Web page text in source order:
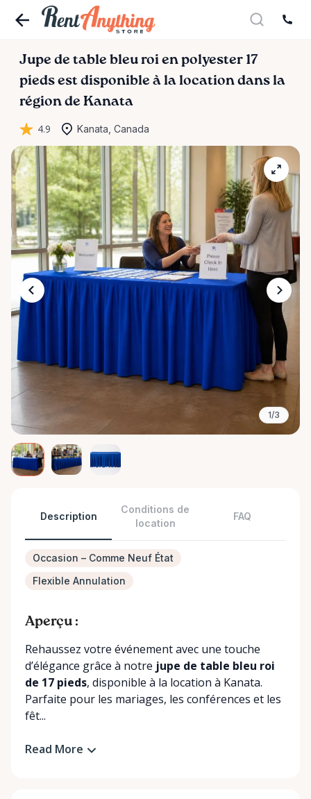
Jupe de table bleu roi en polyester 17
pieds est disponible à la location dans la
région de Kanata
4.9 Kanata, Canada
1/3
Description
Conditions de
location
FAQ
Occasion – Comme Neuf État
Flexible Annulation
Aperçu :
Rehaussez votre événement avec une touche
d’élégance grâce à notre jupe de table bleu roi
de 17 pieds, disponible à la location à Kanata.
Parfaite pour les mariages, les conférences et les
fêt...
Read More